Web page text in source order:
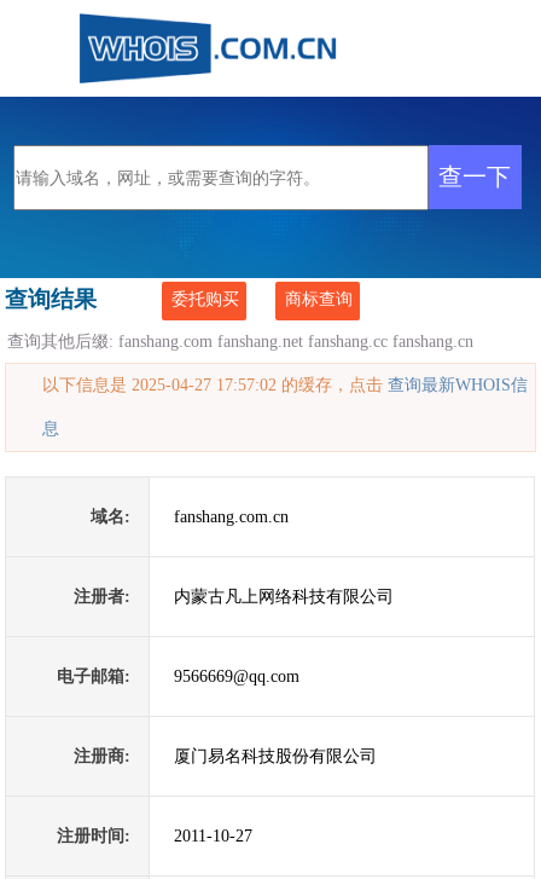
查询结果 委托购买 商标查询
查询其他后缀:fanshang.com fanshang.net fanshang.cc fanshang.cn
以下信息是 2025-04-27 17:57:02 的缓存，点击查询最新WHOIS信
息
域名: fanshang.com.cn
注册者: 内蒙古凡上网络科技有限公司
电子邮箱: 9566669@qq.com
注册商: 厦门易名科技股份有限公司
注册时间: 2011-10-27